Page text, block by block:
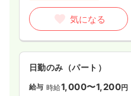
気になる
日勤のみ（パート）
給与 時給1,000〜1,200円